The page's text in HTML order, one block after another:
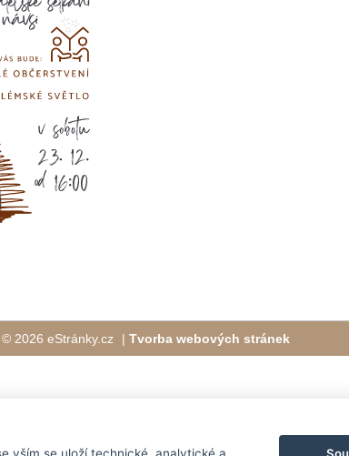
© 2026 eStránky.cz | Tvorba webových stránek